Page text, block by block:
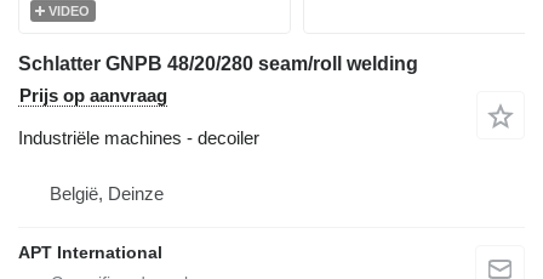
VIDEO
Schlatter GNPB 48/20/280 seam/roll welding
Prijs op aanvraag
Industriële machines - decoiler
België, Deinze
APT International